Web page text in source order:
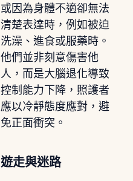
或因為身體不適卻無法
清楚表達時，例如被迫
洗澡、進食或服藥時。
他們並非刻意傷害他
人，而是大腦退化導致
控制能力下降，照護者
應以冷靜態度應對，避
免正面衝突。
遊走與迷路